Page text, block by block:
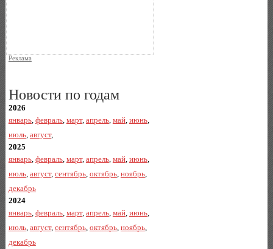
Реклама
Новости по годам
2026
январь, февраль, март, апрель, май, июнь,
июль, август,
2025
январь, февраль, март, апрель, май, июнь,
июль, август, сентябрь, октябрь, ноябрь,
декабрь
2024
январь, февраль, март, апрель, май, июнь,
июль, август, сентябрь, октябрь, ноябрь,
декабрь